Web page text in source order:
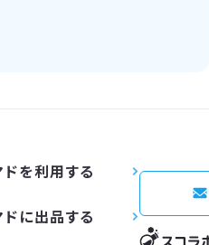
を利用する
に出品する